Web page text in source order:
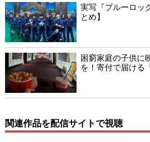
実写『ブルーロッ
とめ】
困窮家庭の子供に
を！寄付で届ける
関連作品を配信サイトで視聴